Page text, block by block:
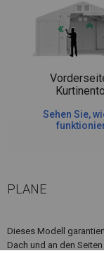
Sehen Sie,
PLANE
Dieses Modell
Dach und an den